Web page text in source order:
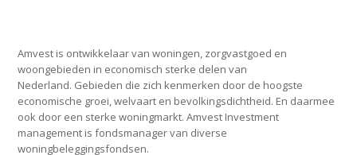
Amvest is ontwikkelaar van woningen, zorgvastgoed en
woongebieden in economisch sterke delen van
Nederland. Gebieden die zich kenmerken door de hoogste
economische groei, welvaart en bevolkingsdichtheid. En daarmee
ook door een sterke woningmarkt. Amvest Investment
management is fondsmanager van diverse
woningbeleggingsfondsen.